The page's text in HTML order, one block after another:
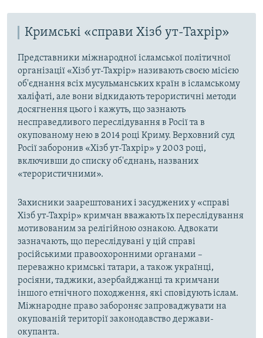
Кримські «справи Хізб ут-Тахрір»
Представники міжнародної ісламської політичної
організації «Хізб ут-Тахрір» називають своєю місією
об'єднання всіх мусульманських країн в ісламському
халіфаті, але вони відкидають терористичні методи
досягнення цього і кажуть, що зазнають
несправедливого переслідування в Росії та в
окупованому нею в 2014 році Криму. Верховний суд
Росії заборонив «Хізб ут-Тахрір» у 2003 році,
включивши до списку об'єднань, названих
«терористичними».
Захисники заарештованих і засуджених у «справі
Хізб ут-Тахрір» кримчан вважають їх переслідування
мотивованим за релігійною ознакою. Адвокати
зазначають, що переслідувані у цій справі
російськими правоохоронними органами –
переважно кримські татари, а також українці,
росіяни, таджики, азербайджанці та кримчани
іншого етнічного походження, які сповідують іслам.
Міжнародне право забороняє запроваджувати на
окупованій території законодавство держави-
окупанта.